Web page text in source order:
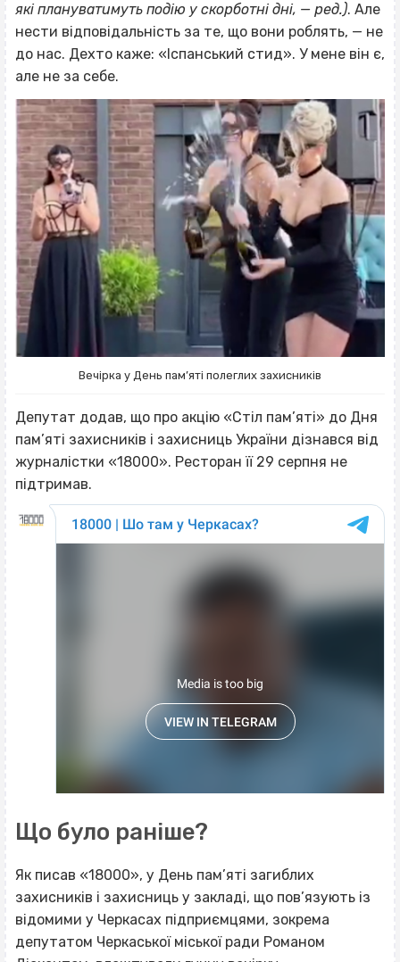
які плануватимуть подію у скорботні дні, — ред.). Але
нести відповідальність за те, що вони роблять, — не
до нас. Дехто каже: «Іспанський стид». У мене він є,
але не за себе.
Вечірка у День пам’яті полеглих захисників
Депутат додав, що про акцію «Стіл пам’яті» до Дня
пам’яті захисників і захисниць України дізнався від
журналістки «18000». Ресторан її 29 серпня не
підтримав.
Що було раніше?
Як писав «18000», у День пам’яті загиблих
захисників і захисниць у закладі, що пов’язують із
відомими у Черкасах підприємцями, зокрема
депутатом Черкаської міської ради Романом